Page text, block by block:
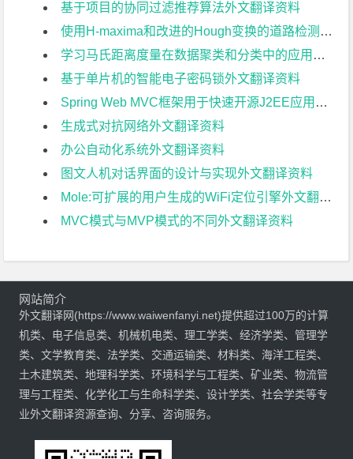
基于项目的协同过滤推荐算法外文翻译资料
使用H-maxima和改进的Hough变换的道路检测外文翻译资料
学习马氏距离度量在数据聚类和分类中的应用外文翻译资料
基于单片机的智能电子密码锁外文翻译资料
Spring Web MVC框架用于快速开源J2EE应用开发:案例研究外文翻译资料
生成式对抗网络外文翻译资料
办公自动化系统外文翻译资料
图文人机对话界面的设计与实现外文翻译资料
Mole:可扩展的用户生成的WiFi定位引擎外文翻译资料
MVC模式与MVP模式的不同外文翻译资料
网站简介
外文翻译网(https://www.waiwenfanyi.net)提供超过100万的计算
机类、电子信息类、机械机电类、理工学类、经济学类、管理学
类、文学教育类、法学类、交通运输类、材料类、海洋工程类、
土木建筑类、地理科学类、环境科学与工程类、矿业类、物流管
理与工程类、化学化工与生命科学类、设计学类、社会学类等专
业外文翻译资源查询、分享、咨询服务。